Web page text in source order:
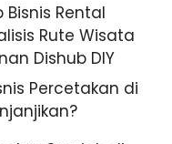
Rental
Rute Wisata
Dishub DIY
Percetakan di